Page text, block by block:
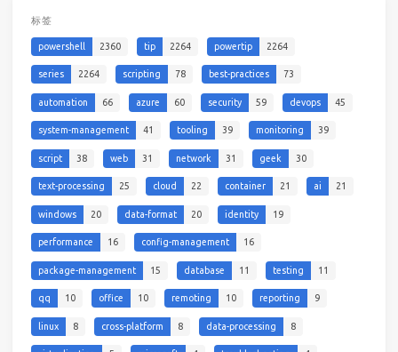
标签
powershell 2360 tip 2264 powertip 2264
series 2264 scripting 78 best-practices 73
automation 66 azure 60 security 59 devops 45
system-management 41 tooling 39 monitoring 39
script 38 web 31 network 31 geek 30
text-processing 25 cloud 22 container 21 ai 21
windows 20 data-format 20 identity 19
performance 16 config-management 16
package-management 15 database 11 testing 11
qq 10 office 10 remoting 10 reporting 9
linux 8 cross-platform 8 data-processing 8